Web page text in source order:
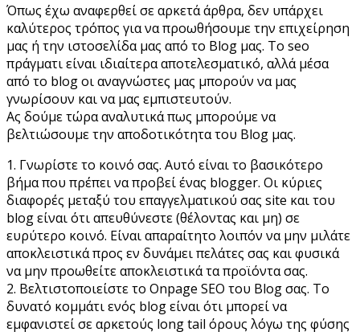
Όπως έχω αναφερθεί σε αρκετά άρθρα, δεν υπάρχει
καλύτερος τρόπος για να προωθήσουμε την επιχείρηση
μας ή την ιστοσελίδα μας από το Blog μας. Το seo
πράγματι είναι ιδιαίτερα αποτελεσματικό, αλλά μέσα
από το blog οι αναγνώστες μας μπορούν να μας
γνωρίσουν και να μας εμπιστευτούν.
Ας δούμε τώρα αναλυτικά πως μπορούμε να
βελτιώσουμε την αποδοτικότητα του Blog μας.
1. Γνωρίστε το κοινό σας. Αυτό είναι το βασικότερο
βήμα που πρέπει να προβεί ένας blogger. Οι κύριες
διαφορές μεταξύ του επαγγελματικού σας site και του
blog είναι ότι απευθύνεστε (θέλοντας και μη) σε
ευρύτερο κοινό. Είναι απαραίτητο λοιπόν να μην μιλάτε
αποκλειστικά προς εν δυνάμει πελάτες σας και φυσικά
να μην προωθείτε αποκλειστικά τα προϊόντα σας.
2. Βελτιστοποιείστε το Onpage SEO του Blog σας. Το
δυνατό κομμάτι ενός blog είναι ότι μπορεί να
εμφανιστεί σε αρκετούς long tail όρους λόγω της φύσης